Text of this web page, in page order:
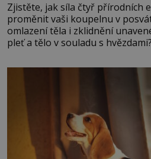
Zjistěte, jak síla čtyř přírodních
proměnit vaši koupelnu v
omlazení těla i zklidnění
pleť a tělo v souladu s
povaze, ale i v potřebách naší
Ženy narozené ve znamení
nesou žár, odvahu a neutuchající